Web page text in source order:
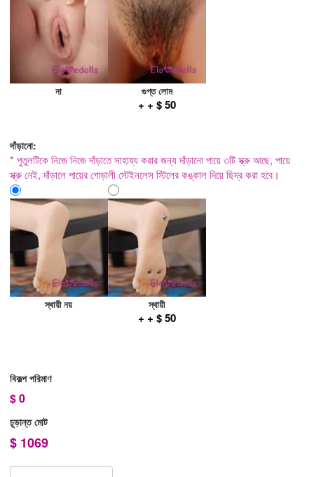
না গুপ্ত লোম
+ + $ 50
দাঁড়ানো:
* পুতুলটিকে নিজে নিজে দাঁড়াতে সাহায্য করার জন্য দাঁড়ানো পায়ে ৩টি স্ক্রু আছে, পায়ে
স্ক্রু নেই, দাঁড়ালে পায়ের গোড়ালী স্টেইনলেস স্টিলের কঙ্কাল দিয়ে ছিদ্র করা হবে।
স্থায়ী নয় স্থায়ী
+ + $ 50
বিকল্প পরিমাণ
$0
চূড়ান্ত মোট
$ 1069